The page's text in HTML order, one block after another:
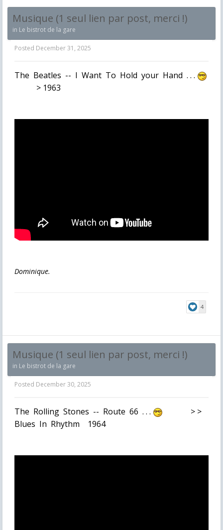
Musique (1 seul lien par post, merci !)
in Le bistrot de la gare
Posted December 31, 2025
The Beatles -- I Want To Hold your Hand . . .
> 1963
Dominique.
4
Musique (1 seul lien par post, merci !)
in Le bistrot de la gare
Posted December 30, 2025
The Rolling Stones -- Route 66 . . .
> >
Blues In Rhythm 1964